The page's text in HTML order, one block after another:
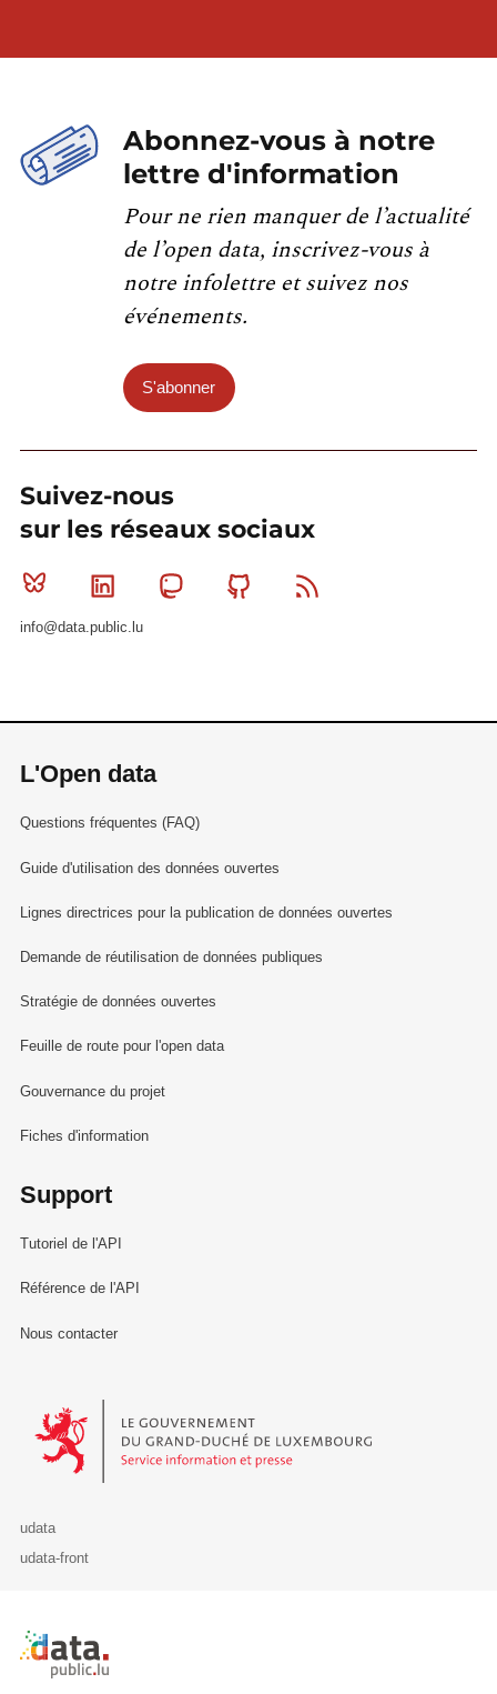
Abonnez-vous à notre
lettre d'information
Pour ne rien manquer de l’actualité
de l’open data, inscrivez-vous à
notre infolettre et suivez nos
événements.
S'abonner
Suivez-nous
sur les réseaux sociaux
Bluesky Linkedin MastodonGithub
info@data.public.lu
L'Open data
Questions fréquentes (FAQ)
Guide d'utilisation des données ouvertes
Lignes directrices pour la publication de données ouvertes
Demande de réutilisation de données publiques
Stratégie de données ouvertes
Feuille de route pour l'open data
Gouvernance du projet
Fiches d'information
Support
Tutoriel de l'API
Référence de l'API
Nous contacter
Le Gouvernement du Grand-Duché de Luxembourg - Service
udata
udata-front
Retour à l'accueil de data.public.lu